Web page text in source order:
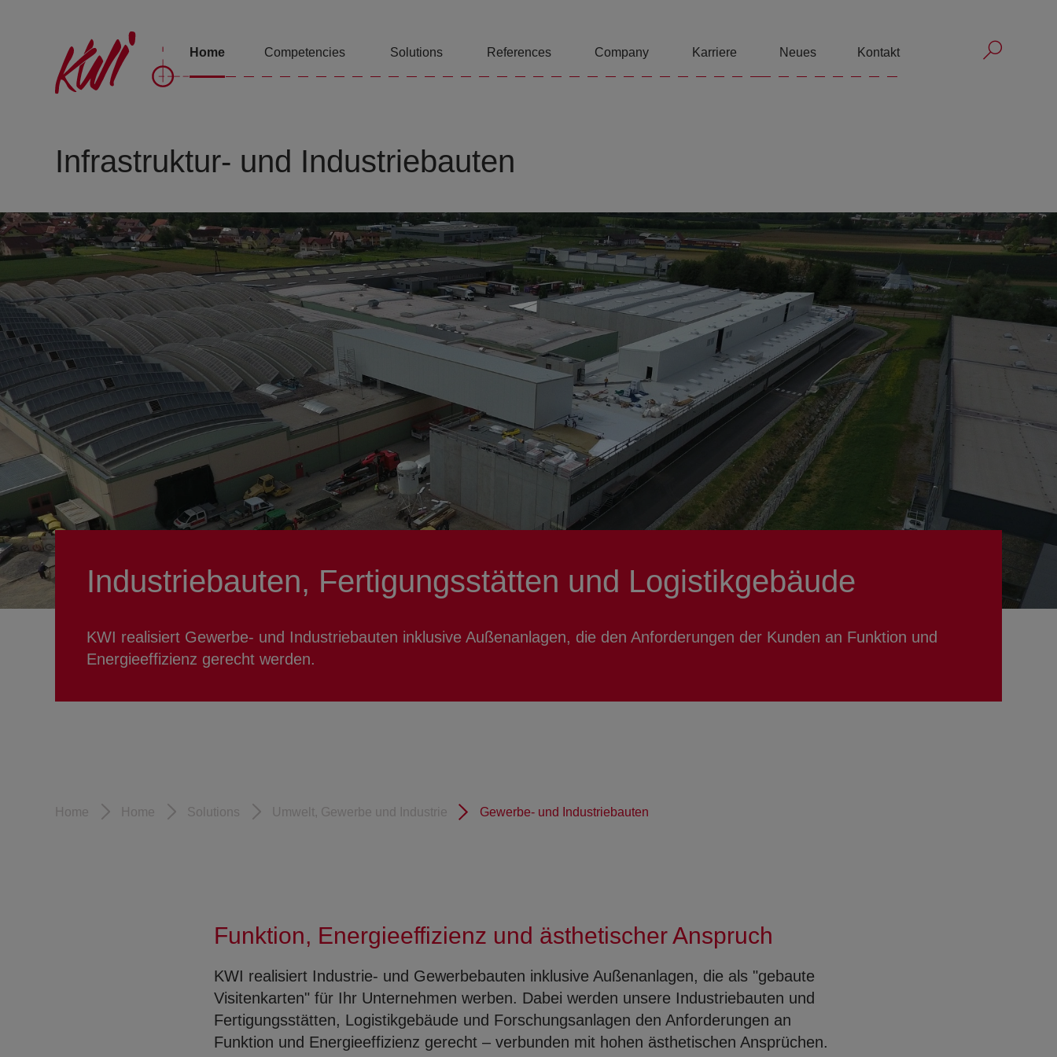
Home Competencies Solutions References Company Karriere Neues Kontakt Submit
Submit
Infrastruktur- und Industriebauten
Industriebauten, Fertigungsstätten und Logistikgebäude
KWI realisiert Gewerbe- und Industriebauten inklusive Außenanlagen, die den Anforderungen der Kunden an Funktion und
Energieeffizienz gerecht werden.
Home Home Solutions Umwelt, Gewerbe und Industrie Gewerbe- und Industriebauten
Funktion, Energieeffizienz und ästhetischer Anspruch
KWI realisiert Industrie- und Gewerbebauten inklusive Außenanlagen, die als "gebaute
Visitenkarten" für Ihr Unternehmen werben. Dabei werden unsere Industriebauten und
Fertigungsstätten, Logistikgebäude und Forschungsanlagen den Anforderungen an
Funktion und Energieeffizienz gerecht – verbunden mit hohen ästhetischen Ansprüchen.